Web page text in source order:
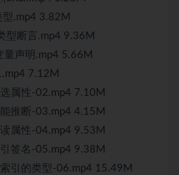
.mp4 3.82M
型断言.mp4 9.36M
声明.mp4 5.66M
7.12M
属性-02.mp4 7.10M
推断-03.mp4 4.15M
属性-04.mp4 9.53M
签名-05.mp4 9.38M
引的类型-06.mp4 15.49M